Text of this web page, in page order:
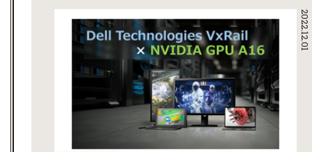
2022.12.01